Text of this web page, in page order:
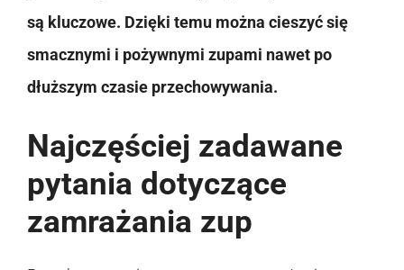
są kluczowe. Dzięki temu można cieszyć się
smacznymi i pożywnymi zupami nawet po
dłuższym czasie przechowywania.
Najczęściej zadawane
pytania dotyczące
zamrażania zup